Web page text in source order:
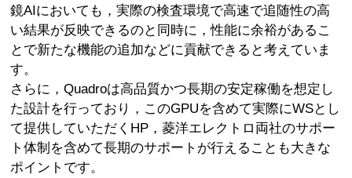
鏡AIにおいても，実際の検査環境で高速で追随性の高
い結果が反映できるのと同時に，性能に余裕があるこ
とで新たな機能の追加などに貢献できると考えていま
す。
さらに，Quadroは高品質かつ長期の安定稼働を想定し
た設計を行っており，このGPUを含めて実際にWSとし
て提供していただくHP，菱洋エレクトロ両社のサポー
ト体制を含めて長期のサポートが行えることも大きな
ポイントです。